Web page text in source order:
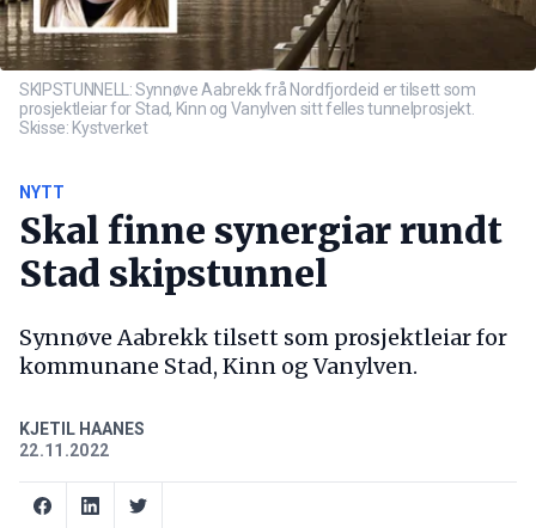
SKIPSTUNNELL: Synnøve Aabrekk frå Nordfjordeid er tilsett som
prosjektleiar for Stad, Kinn og Vanylven sitt felles tunnelprosjekt.
Skisse: Kystverket
NYTT
Skal finne synergiar rundt
Stad skipstunnel
Synnøve Aabrekk tilsett som prosjektleiar for
kommunane Stad, Kinn og Vanylven.
KJETIL HAANES
22.11.2022